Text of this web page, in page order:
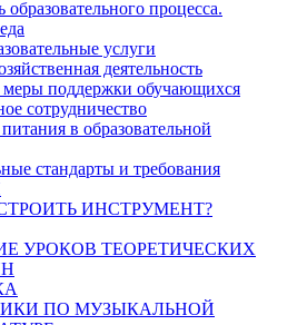
образовательного процесса.
услуги
деятельность
поддержки обучающихся
сотрудничество
в образовательной
стандарты и требования
ИНСТРУМЕНТ?
УРОКОВ ТЕОРЕТИЧЕСКИХ
ПО МУЗЫКАЛЬНОЙ